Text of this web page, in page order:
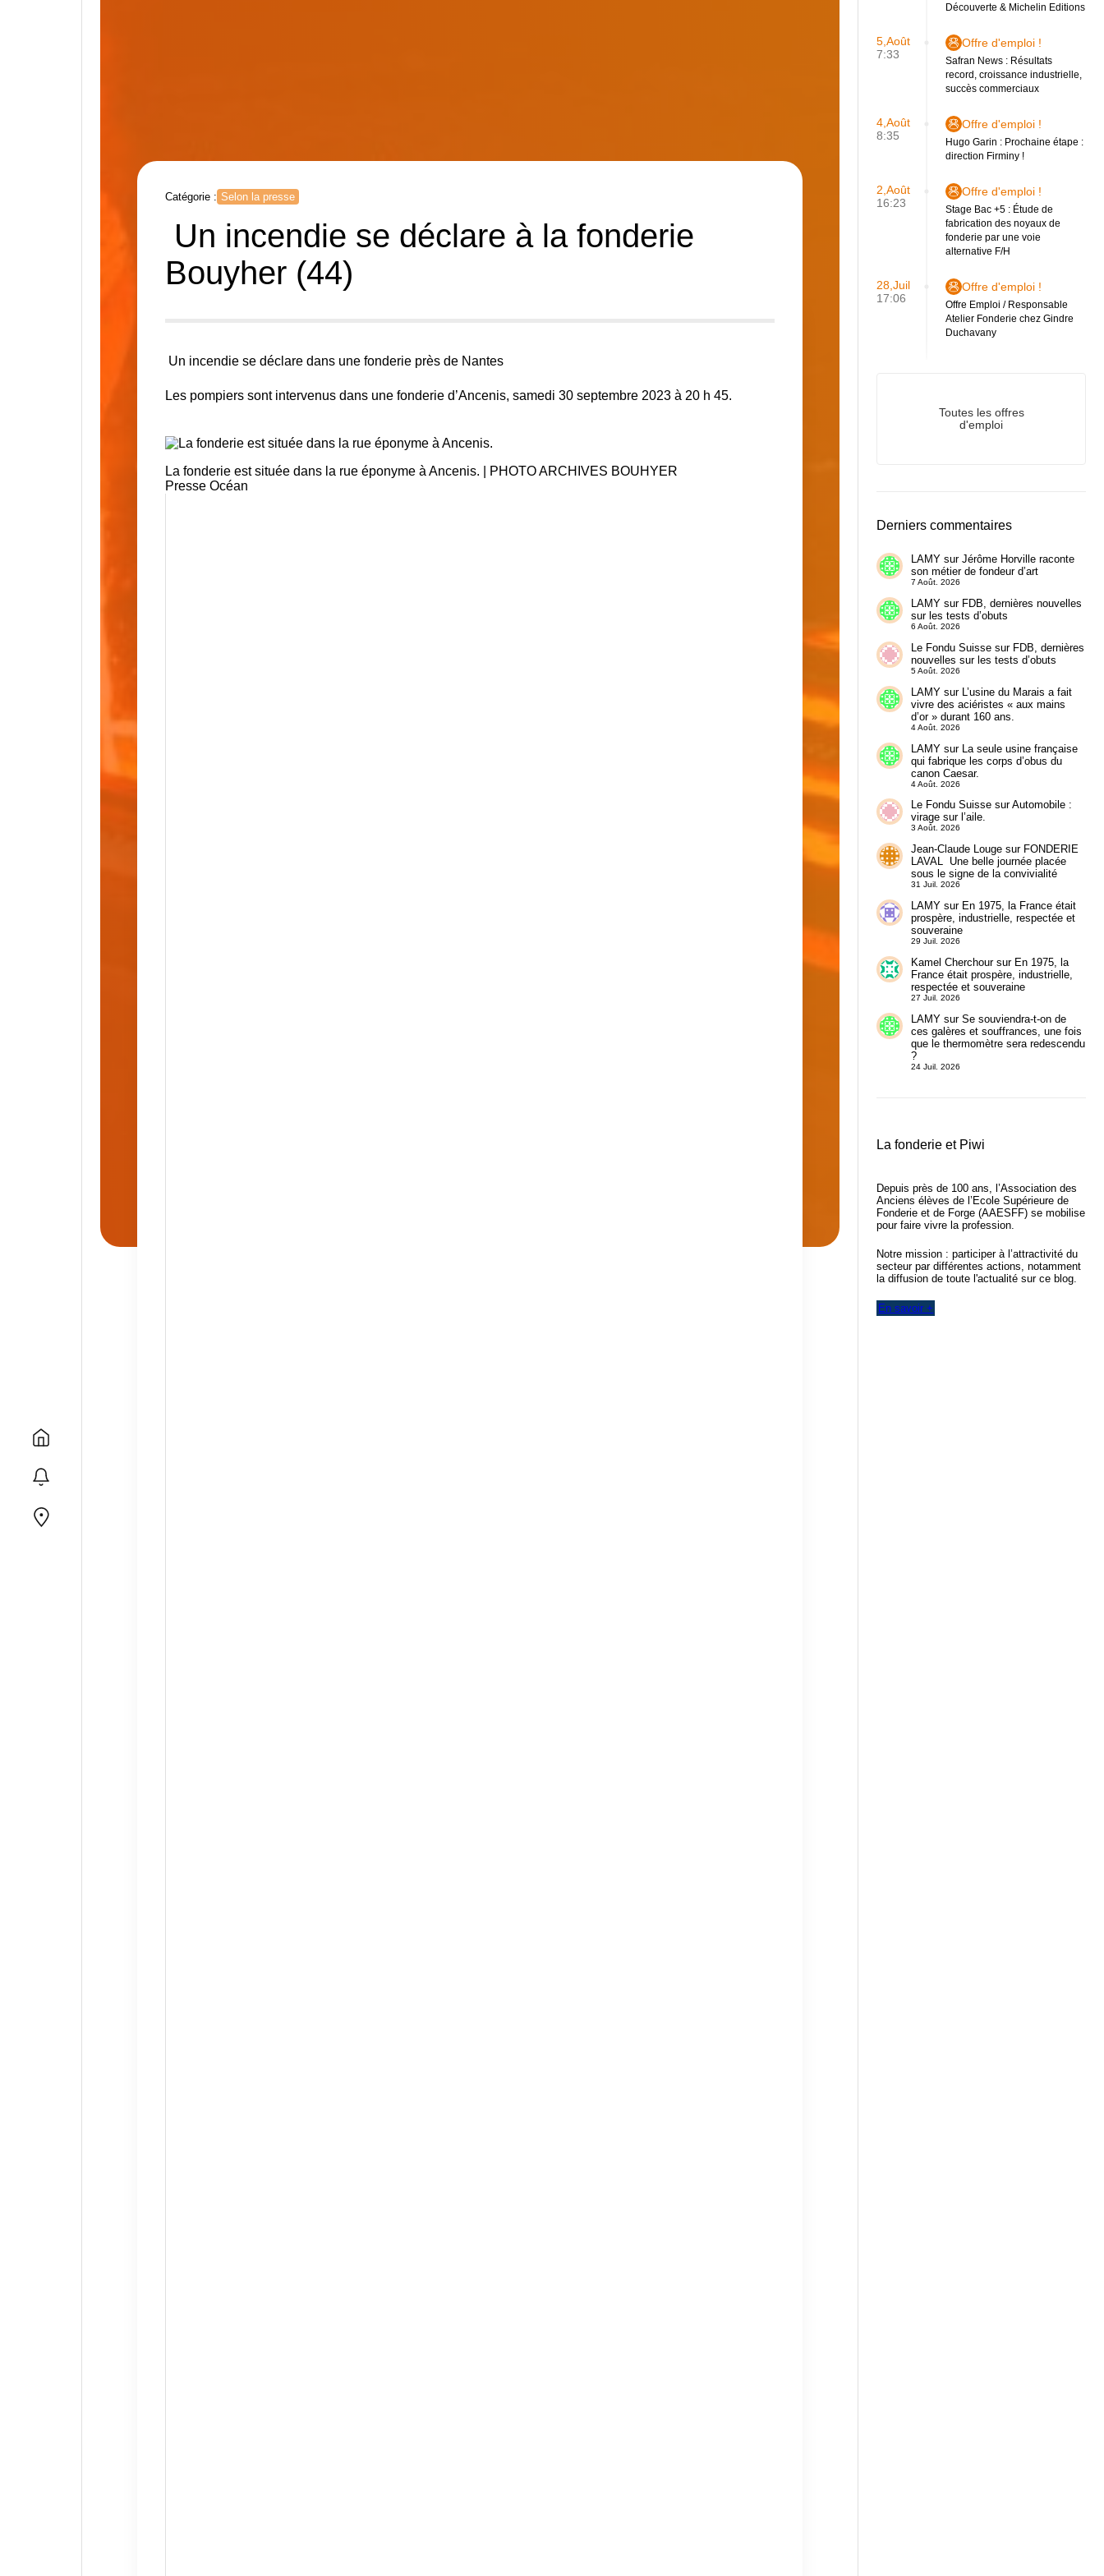
Catégorie : Selon la presse
Un incendie se déclare à la fonderie
Bouyher (44)
Un incendie se déclare dans une fonderie près de Nantes
Les pompiers sont intervenus dans une fonderie d’Ancenis, samedi 30 septembre 2023 à 20 h 45.
La fonderie est située dans la rue éponyme à Ancenis. | PHOTO ARCHIVES BOUHYER
Presse Océan
Découverte & Michelin Editions
5,Août
7:33
Offre d'emploi !
Safran News : Résultats
record, croissance industrielle,
succès commerciaux
4,Août
8:35
Offre d'emploi !
Hugo Garin : Prochaine étape :
direction Firminy !
2,Août
16:23
Offre d'emploi !
Stage Bac +5 : Étude de
fabrication des noyaux de
fonderie par une voie
alternative F/H
28,Juil
17:06
Offre d'emploi !
Offre Emploi / Responsable
Atelier Fonderie chez Gindre
Duchavany
Toutes les offres
d'emploi
Derniers commentaires
LAMYsur Jérôme Horville raconte
son métier de fondeur d’art
7 Août. 2026
LAMYsur FDB, dernières nouvelles
sur les tests d’obuts
6 Août. 2026
Le Fondu Suissesur FDB, dernières
nouvelles sur les tests d’obuts
5 Août. 2026
LAMYsur L’usine du Marais a fait
vivre des aciéristes « aux mains
d’or » durant 160 ans.
4 Août. 2026
LAMYsur La seule usine française
qui fabrique les corps d’obus du
canon Caesar.
4 Août. 2026
Le Fondu SuissesurAutomobile :
virage sur l’aile.
3 Août. 2026
Jean-Claude Lougesur FONDERIE
LAVAL Une belle journée placée
sous le signe de la convivialité
31 Juil. 2026
LAMYsur En 1975, la France était
prospère, industrielle, respectée et
souveraine
29 Juil. 2026
Kamel Cherchoursur En 1975, la
France était prospère, industrielle,
respectée et souveraine
27 Juil. 2026
LAMYsur Se souviendra-t-on de
ces galères et souffrances, une fois
que le thermomètre sera redescendu
?
24 Juil. 2026
La fonderie et Piwi
Depuis près de 100 ans, l’Association des
Anciens élèves de l’Ecole Supérieure de
Fonderie et de Forge (AAESFF) se mobilise
pour faire vivre la profession.
Notre mission : participer à l’attractivité du
secteur par différentes actions, notamment
la diffusion de toute l'actualité sur ce blog.
En savoir +